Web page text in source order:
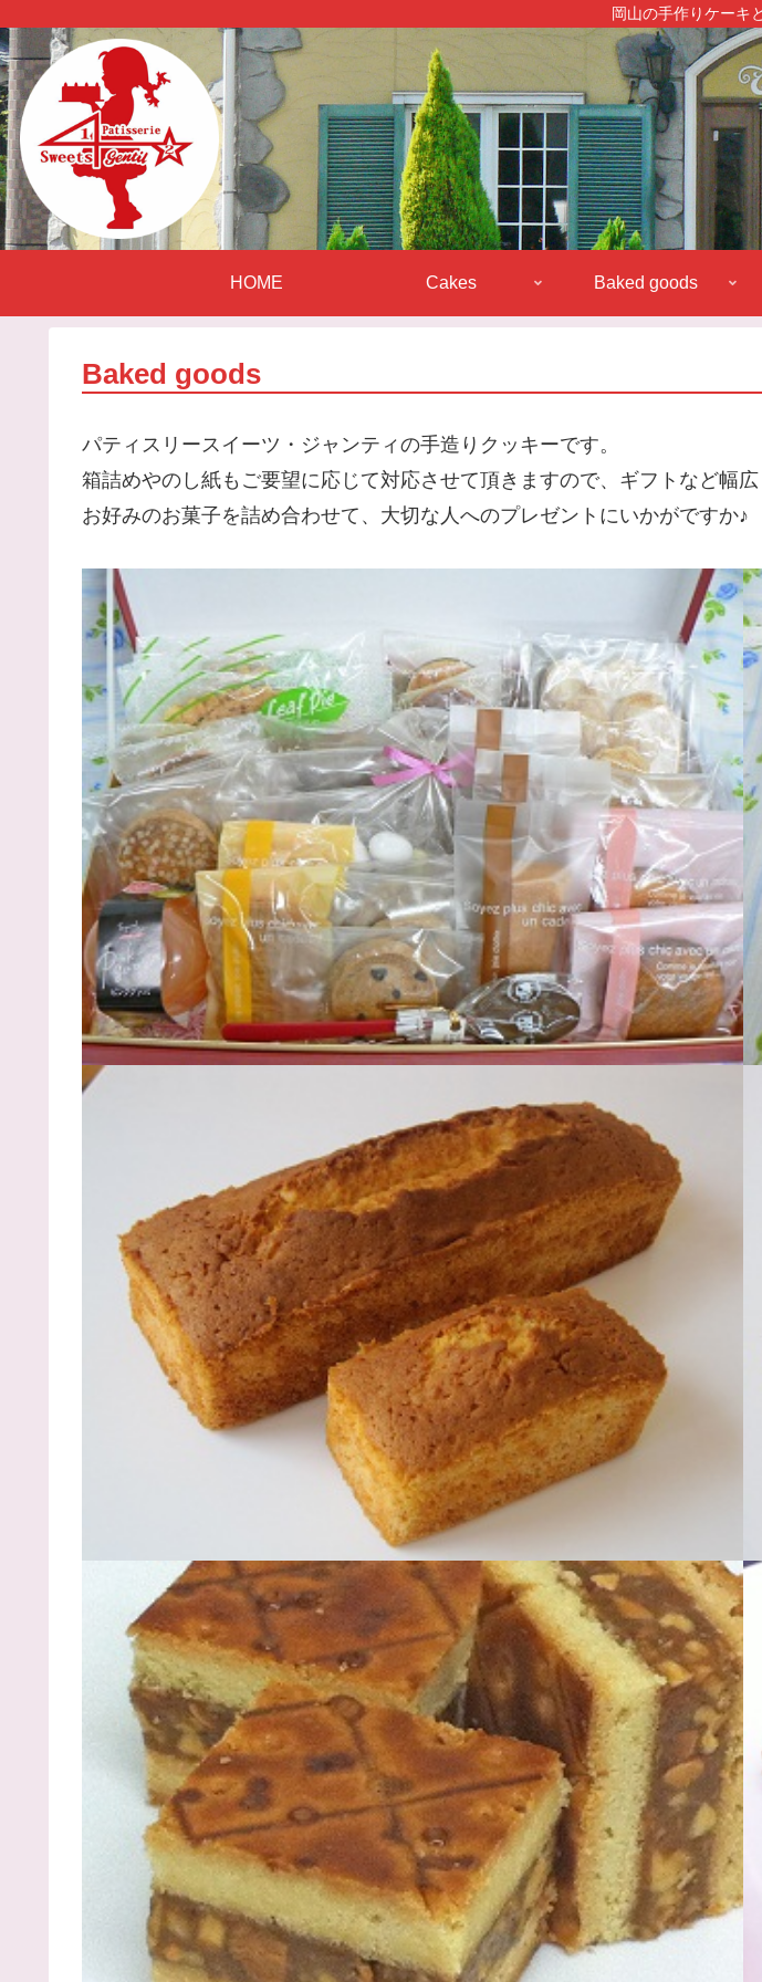
岡山の手作りケーキ
HOME Cakes Baked goods
Baked goods
パティスリースイーツ・ジャンティの手造りクッキーです。
箱詰めやのし紙もご要望に応じて対応させて頂きますので、ギフトなど幅広
お好みのお菓子を詰め合わせて、大切な人へのプレゼントにいかがですか♪